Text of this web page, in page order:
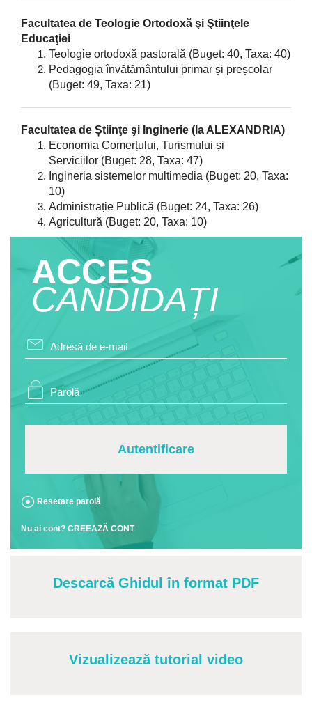
Facultatea de Teologie Ortodoxă şi Ştiinţele
Educaţiei
Teologie ortodoxă pastorală (Buget: 40, Taxa: 40)
Pedagogia învătământului primar și preșcolar
(Buget: 49, Taxa: 21)
Facultatea de Știinţe şi Inginerie (la ALEXANDRIA)
Economia Comerțului, Turismului și
Serviciilor (Buget: 28, Taxa: 47)
Ingineria sistemelor multimedia (Buget: 20, Taxa:
10)
Administrație Publică (Buget: 24, Taxa: 26)
Agricultură (Buget: 20, Taxa: 10)
ACCES
CANDIDAȚI
Autentificare
Resetare parolă
Nu ai cont? CREEAZĂ CONT
Descarcă Ghidul în format PDF
Vizualizează tutorial video